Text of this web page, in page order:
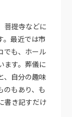
菩提寺などに
。最近では市
でも、ホール
ます。葬儀に
、自分の趣味
のもあり、も
書き記すだけ